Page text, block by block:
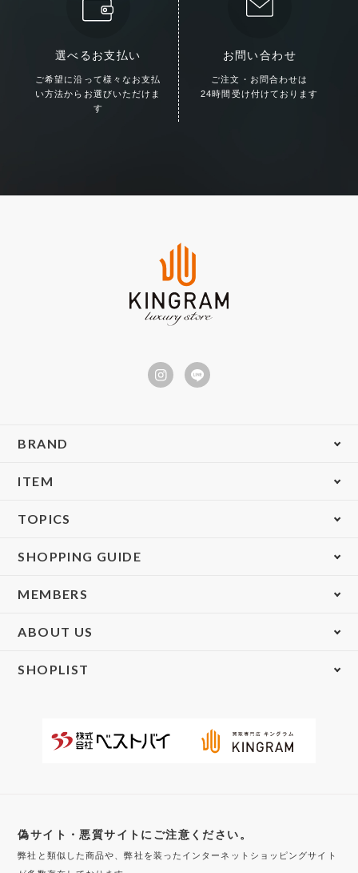
選べるお支払い
ご希望に沿って様々な お支払
い方法からお選びいただけま
す
お問い合わせ
ご注文・お問合わせは
24時間受け付けております
BRAND
ITEM
TOPICS
SHOPPING GUIDE
MEMBERS
ABOUT US
SHOPLIST
偽サイト・悪質サイトにご注意ください。
弊社と類似した商品や、弊社を装ったインターネットショッピングサイト